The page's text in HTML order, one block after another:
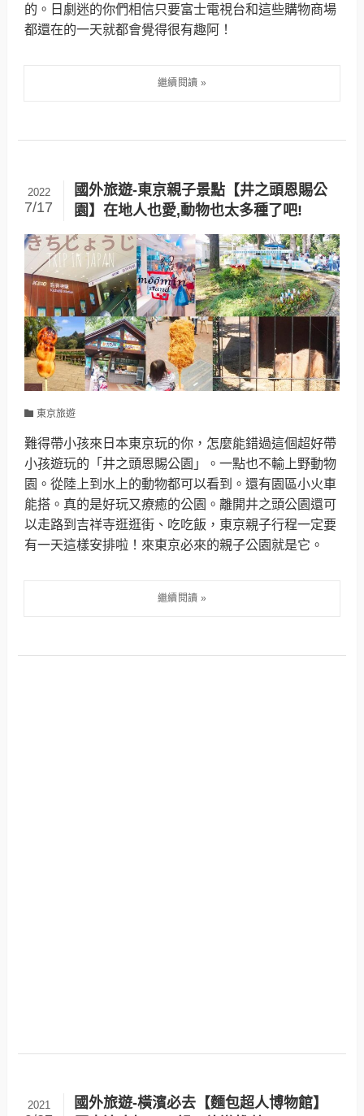
的。日劇迷的你們相信只要富士電視台和這些購物商場
都還在的一天就都會覺得很有趣阿！
國外旅遊-東京親子景點【井之頭恩賜公
園】在地人也愛,動物也太多種了吧!
2022
7/17
東京旅遊
難得帶小孩來日本東京玩的你，怎麼能錯過這個超好帶
小孩遊玩的「井之頭恩賜公園」。一點也不輸上野動物
園。從陸上到水上的動物都可以看到。還有園區小火車
能搭。真的是好玩又療癒的公園。離開井之頭公園還可
以走路到吉祥寺逛逛街、吃吃飯，東京親子行程一定要
有一天這樣安排啦！來東京必來的親子公園就是它。
國外旅遊-橫濱必去【麵包超人博物館】
2021